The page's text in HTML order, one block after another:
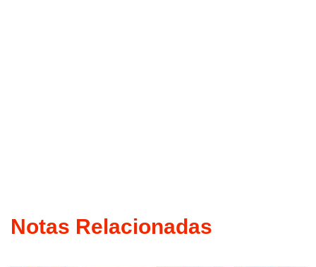
Notas Relacionadas